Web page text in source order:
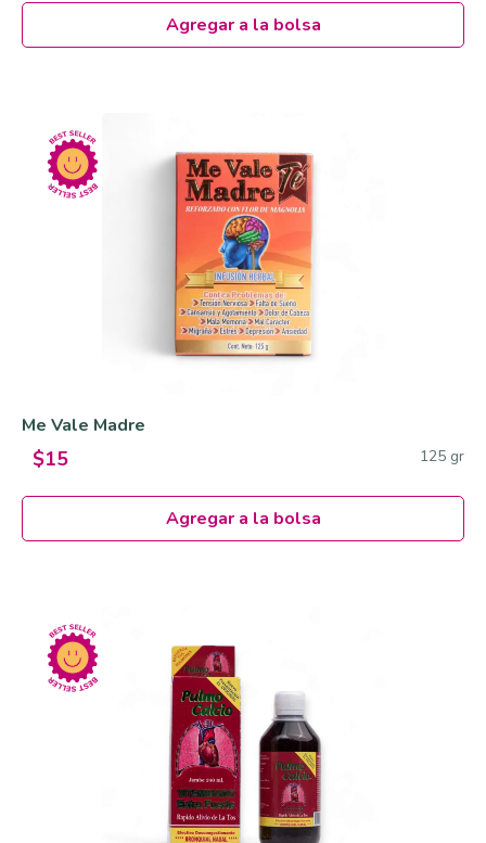
Agregar a la bolsa
Me Vale Madre
$15 125 gr
Agregar a la bolsa